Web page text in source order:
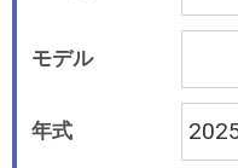
モデル
年式